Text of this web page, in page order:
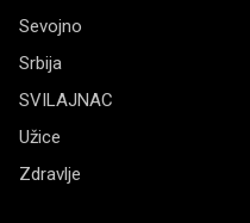
Sevojno
Srbija
SVILAJNAC
Užice
Zdravlje